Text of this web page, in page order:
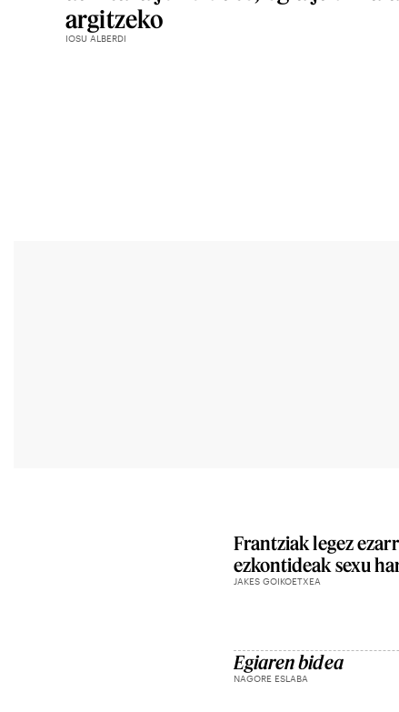
argitzeko
IOSU ALBERDI
Frantziak legez
ezkontideak sexu
JAKES GOIKOETXEA
Egiaren bidea
NAGORE ESLABA